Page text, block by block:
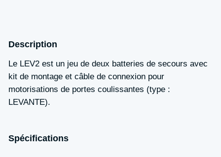
Description
Le LEV2 est un jeu de deux batteries de secours avec
kit de montage et câble de connexion pour
motorisations de portes coulissantes (type :
LEVANTE).
Spécifications